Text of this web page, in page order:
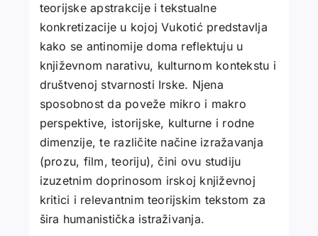
teorijske apstrakcije i tekstualne
konkretizacije u kojoj Vukotić predstavlja
kako se antinomije doma reflektuju u
književnom narativu, kulturnom kontekstu i
društvenoj stvarnosti Irske. Njena
sposobnost da poveže mikro i makro
perspektive, istorijske, kulturne i rodne
dimenzije, te različite načine izražavanja
(prozu, film, teoriju), čini ovu studiju
izuzetnim doprinosom irskoj književnoj
kritici i relevantnim teorijskim tekstom za
šira humanistička istraživanja.